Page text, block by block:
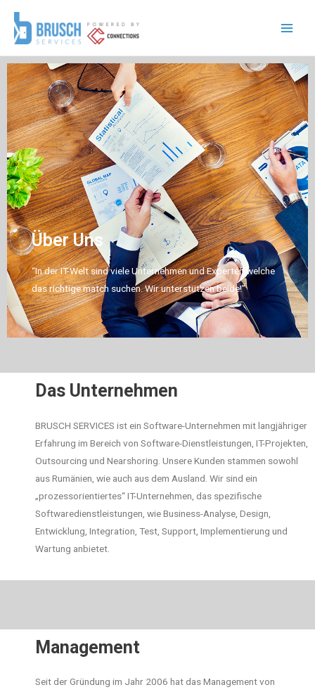
Über Uns
“In der IT-Welt sind viele Unternehmen und Experten welche
das richtige match suchen. Wir unterstützen beide!”
Das Unternehmen
BRUSCH SERVICES ist ein Software-Unternehmen mit langjähriger
Erfahrung im Bereich von Software-Dienstleistungen, IT-Projekten,
Outsourcing und Nearshoring. Unsere Kunden stammen sowohl
aus Rumänien, wie auch aus dem Ausland. Wir sind ein
„prozessorientiertes“ IT-Unternehmen, das spezifische
Softwaredienstleistungen, wie Business-Analyse, Design,
Entwicklung, Integration, Test, Support, Implementierung und
Wartung anbietet.
Management
Seit der Gründung im Jahr 2006 hat das Management von